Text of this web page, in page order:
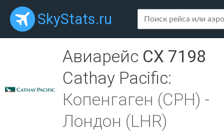
SkyStats.ru
Авиарейс CX 7198
Cathay Pacific:
Копенгаген (CPH) -
Лондон (LHR)